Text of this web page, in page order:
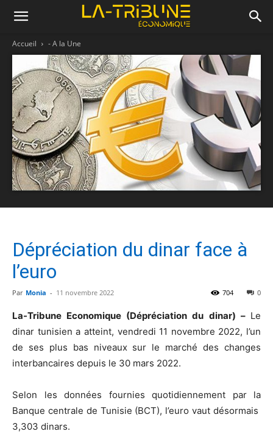
Accueil - A la Une
Dépréciation du dinar face à
l’euro
Par Monia - 11 novembre 2022 0
704
La-Tribune Economique (Dépréciation du dinar) – Le
dinar tunisien a atteint, vendredi 11 novembre 2022, l’un
de ses plus bas niveaux sur le marché des changes
interbancaires depuis le 30 mars 2022.
Selon les données fournies quotidiennement par la
Banque centrale de Tunisie (BCT), l’euro vaut désormais
3,303 dinars.